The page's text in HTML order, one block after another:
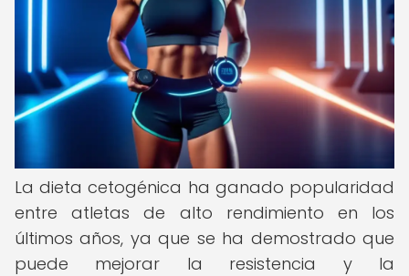
La dieta cetogénica ha ganado popularidad
entre atletas de alto rendimiento en los
últimos años, ya que se ha demostrado que
puede mejorar la resistencia y la